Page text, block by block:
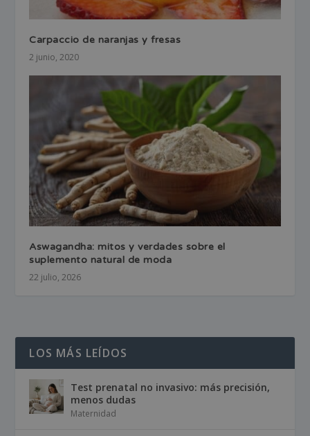
Carpaccio de naranjas y fresas
2 junio, 2020
Aswagandha: mitos y verdades sobre el
suplemento natural de moda
22 julio, 2026
LOS MÁS LEÍDOS
Test prenatal no invasivo: más precisión,
menos dudas
Maternidad